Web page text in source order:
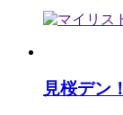
見桜デン！